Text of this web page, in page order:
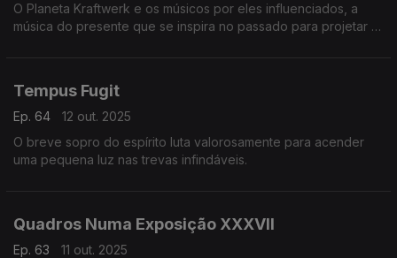
O Planeta Kraftwerk e os músicos por eles influenciados, a
música do presente que se inspira no passado para projetar e
Tempus Fugit
Ep. 64
12 out. 2025
O breve sopro do espírito luta valorosamente para acender
uma pequena luz nas trevas infindáveis.
Quadros Numa Exposição XXXVII
Ep. 63
11 out. 2025